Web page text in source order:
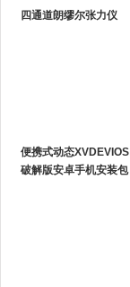
四通道朗缪尔张力仪
便携式动态XVDEVIOS
破解版安卓手机安装包